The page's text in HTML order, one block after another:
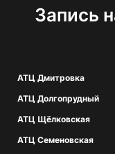
Запись
АТЦ Дмитровка
АТЦ Долгопрудный
АТЦ Щёлковская
АТЦ Семеновская